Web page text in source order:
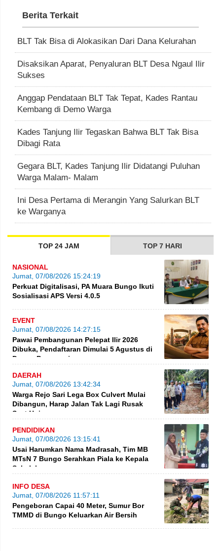
Berita Terkait
BLT Tak Bisa di Alokasikan Dari Dana Kelurahan
Disaksikan Aparat, Penyaluran BLT Desa Ngaul Ilir
Sukses
Anggap Pendataan BLT Tak Tepat, Kades Rantau
Kembang di Demo Warga
Kades Tanjung Ilir Tegaskan Bahwa BLT Tak Bisa
Dibagi Rata
Gegara BLT, Kades Tanjung Ilir Didatangi Puluhan
Warga Malam- Malam
Ini Desa Pertama di Merangin Yang Salurkan BLT
ke Warganya
TOP 24 JAM TOP 7 HARI
NASIONAL
Jumat, 07/08/2026 15:24:19
Perkuat Digitalisasi, PA Muara Bungo Ikuti
Sosialisasi APS Versi 4.0.5
EVENT
Jumat, 07/08/2026 14:27:15
Pawai Pembangunan Pelepat Ilir 2026
Dibuka, Pendaftaran Dimulai 5 Agustus di
Dusun Purwosari
DAERAH
Jumat, 07/08/2026 13:42:34
Warga Rejo Sari Lega Box Culvert Mulai
Dibangun, Harap Jalan Tak Lagi Rusak
Saat Hujan
PENDIDIKAN
Jumat, 07/08/2026 13:15:41
Usai Harumkan Nama Madrasah, Tim MB
MTsN 7 Bungo Serahkan Piala ke Kepala
Sekolah
INFO DESA
Jumat, 07/08/2026 11:57:11
Pengeboran Capai 40 Meter, Sumur Bor
TMMD di Bungo Keluarkan Air Bersih